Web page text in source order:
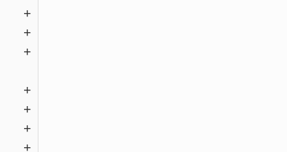
+
+
+
+
+
+
+